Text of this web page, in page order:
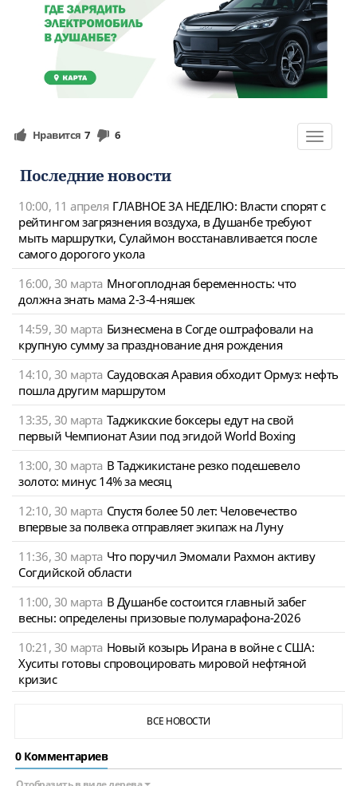
Toggle
Нравится 7 6
Последние новости
10:00, 11 апреля ГЛАВНОЕ ЗА НЕДЕЛЮ: Власти спорят с
рейтингом загрязнения воздуха, в Душанбе требуют
мыть маршрутки, Сулаймон восстанавливается после
самого дорогого укола
16:00, 30 марта Многоплодная беременность: что
должна знать мама 2-3-4-няшек
14:59, 30 марта Бизнесмена в Согде оштрафовали на
крупную сумму за празднование дня рождения
14:10, 30 марта Саудовская Аравия обходит Ормуз: нефть
пошла другим маршрутом
13:35, 30 марта Таджикские боксеры едут на свой
первый Чемпионат Азии под эгидой World Boxing
13:00, 30 марта В Таджикистане резко подешевело
золото: минус 14% за месяц
12:10, 30 марта Спустя более 50 лет: Человечество
впервые за полвека отправляет экипаж на Луну
11:36, 30 марта Что поручил Эмомали Рахмон активу
Согдийской области
11:00, 30 марта В Душанбе состоится главный забег
весны: определены призовые полумарафона-2026
10:21, 30 марта Новый козырь Ирана в войне с США:
Хуситы готовы спровоцировать мировой нефтяной
кризис
ВСЕ НОВОСТИ
0 Комментариев